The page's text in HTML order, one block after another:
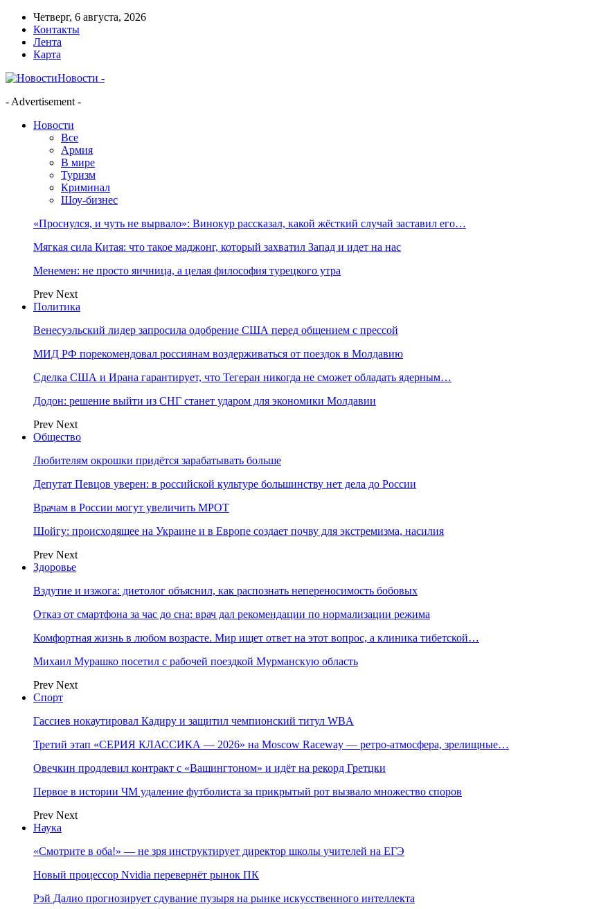
Четверг, 6 августа, 2026
Контакты
Лента
Карта
Новости -
- Advertisement -
Новости
Все
Армия
В мире
Туризм
Криминал
Шоу-бизнес
«Проснулся, и чуть не вырвало»: Винокур рассказал, какой жёсткий случай заставил его…
Мягкая сила Китая: что такое маджонг, который захватил Запад и идет на нас
Менемен: не просто яичница, а целая философия турецкого утра
Prev Next
Политика
Венесуэльский лидер запросила одобрение США перед общением с прессой
МИД РФ порекомендовал россиянам воздерживаться от поездок в Молдавию
Сделка США и Ирана гарантирует, что Тегеран никогда не сможет обладать ядерным…
Додон: решение выйти из СНГ станет ударом для экономики Молдавии
Prev Next
Общество
Любителям окрошки придётся зарабатывать больше
Депутат Певцов уверен: в российской культуре большинству нет дела до России
Врачам в России могут увеличить МРОТ
Шойгу: происходящее на Украине и в Европе создает почву для экстремизма, насилия
Prev Next
Здоровье
Вздутие и изжога: диетолог объяснил, как распознать непереносимость бобовых
Отказ от смартфона за час до сна: врач дал рекомендации по нормализации режима
Комфортная жизнь в любом возрасте. Мир ищет ответ на этот вопрос, а клиника тибетской…
Михаил Мурашко посетил с рабочей поездкой Мурманскую область
Prev Next
Спорт
Гассиев нокаутировал Кадиру и защитил чемпионский титул WBA
Третий этап «СЕРИЯ КЛАССИКА — 2026» на Moscow Raceway — ретро‑атмосфера, зрелищные…
Овечкин продлевил контракт с «Вашингтоном» и идёт на рекорд Гретцки
Первое в истории ЧМ удаление футболиста за прикрытый рот вызвало множество споров
Prev Next
Наука
«Смотрите в оба!» — не зря инструктирует директор школы учителей на ЕГЭ
Новый процессор Nvidia перевернёт рынок ПК
Рэй Далио прогнозирует сдувание пузыря на рынке искусственного интеллекта